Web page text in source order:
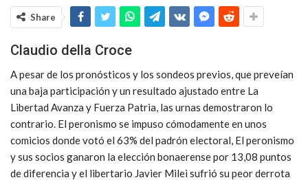
Share
Claudio della Croce
A pesar de los pronósticos y los sondeos previos, que preveían
una baja participación y un resultado ajustado entre La
Libertad Avanza y Fuerza Patria, las urnas demostraron lo
contrario. El peronismo se impuso cómodamente en unos
comicios donde votó el 63% del padrón electoral, El peronismo
y sus socios ganaron la elección bonaerense por 13,08 puntos
de diferencia y el libertario Javier Milei sufrió su peor derrota